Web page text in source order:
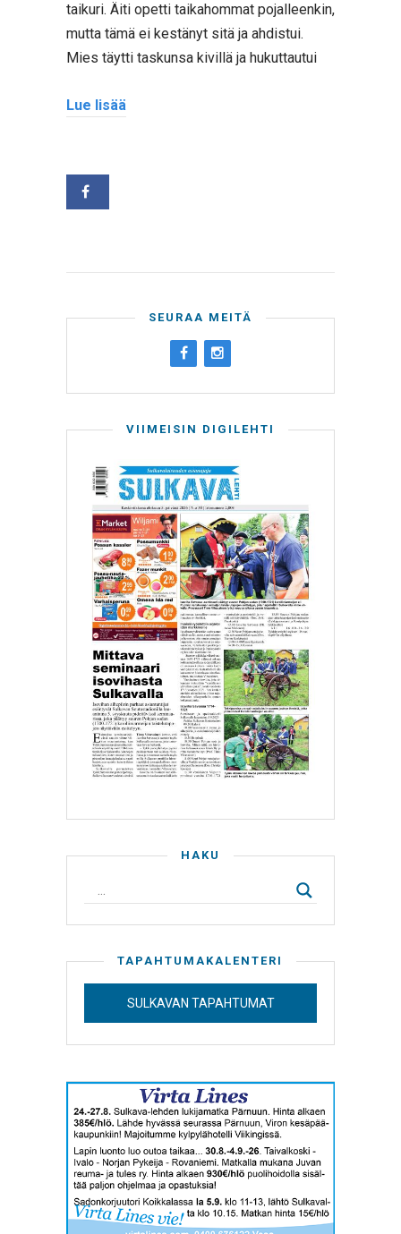
taikuri. Äiti opetti taikahommat pojalleenkin,
mutta tämä ei kestänyt sitä ja ahdistui.
Mies täytti taskunsa kivillä ja hukuttautui
Lue lisää
SEURAA MEITÄ
VIIMEISIN DIGILEHTI
HAKU
TAPAHTUMAKALENTERI
SULKAVAN TAPAHTUMAT